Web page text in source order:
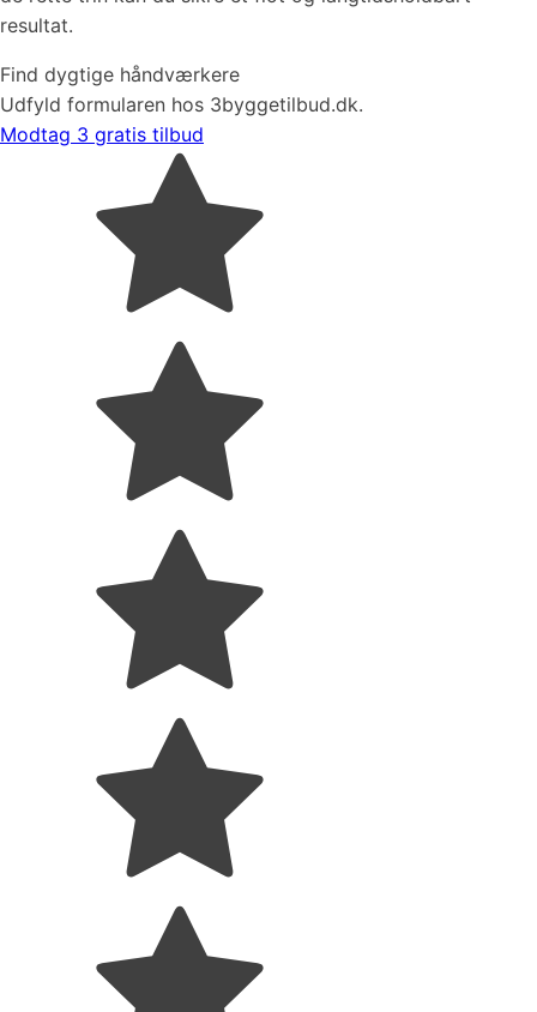
resultat.
Find dygtige håndværkere
Udfyld formularen hos 3byggetilbud.dk.
Modtag 3 gratis tilbud